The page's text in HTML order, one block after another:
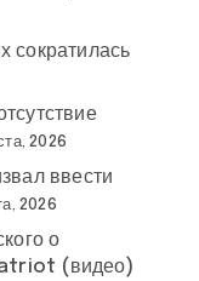
сократилась
2026
ввести
2026
о
(видео)